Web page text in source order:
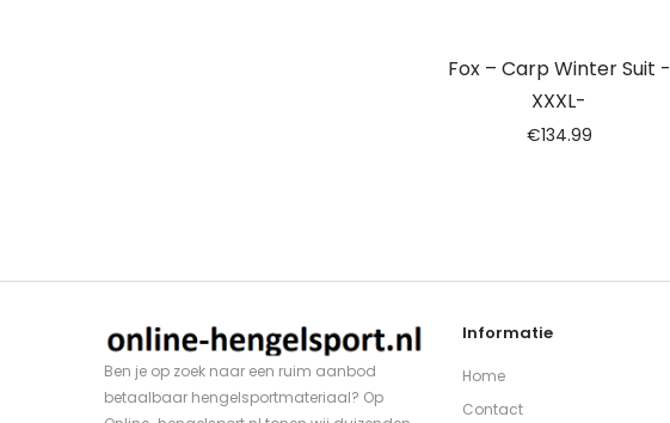
Fox – Carp Winter Suit -
XXXL-
€134.99
Ben je op zoek naar een ruim aanbod
betaalbaar hengelsportmateriaal? Op
Informatie
Home
Contact